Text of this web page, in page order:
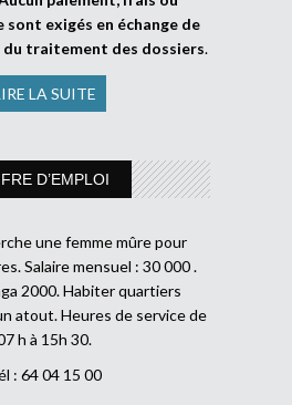
exigés en échange de
du traitement des dossiers.
LA SUITE
D’EMPLOI
une femme mûre pour
Salaire mensuel : 30 000 .
2000. Habiter quartiers
atout. Heures de service de
h à 15h 30.
: 64 04 15 00